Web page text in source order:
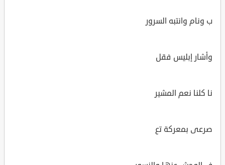
ب ونام وانتبه السرور
وأشار إبليس فقل
نا كلنا نعم المشير
صرعى بمعركة تع